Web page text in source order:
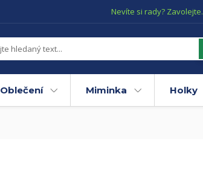
Nevíte si rady? Zavolejte.
Oblečení Miminka Holky